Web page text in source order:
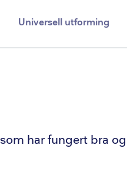
Universell utforming
har fungert bra og